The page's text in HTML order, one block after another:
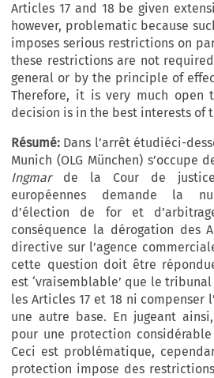
Articles 17 and 18 be given
however, problematic because
imposes serious restrictions on
these restrictions are not
general or by the principle of
Therefore, it is very much open
decision is in the best interests of
Résumé: Dans l’arrêt étudiéci-
Munich (OLG München) s’occupe
Ingmarde la Cour de justice
européennes demande la
d’élection de for et
conséquence la dérogation des
directive sur l’agence
cette question doit être
est ‘vraisemblable’ que le
les Articles 17 et 18 ni compenser
une autre base. En jugeant
pour une protection
Ceci est problématique,
protection impose des